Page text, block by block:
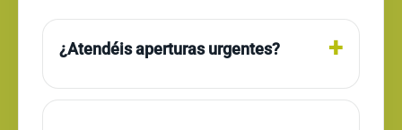
¿Atendéis aperturas urgentes?